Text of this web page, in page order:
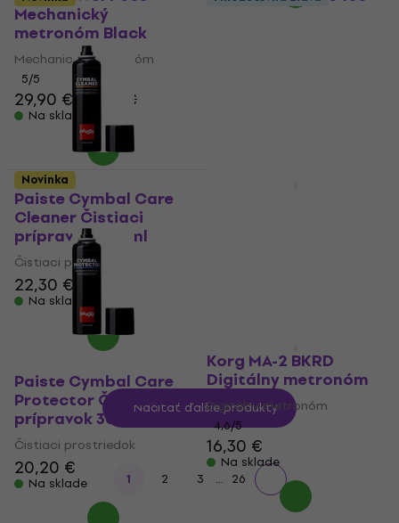
Mechanický
metronóm Black
Mechanický metronóm
5/5
29,90 €30,60 €
Na sklade
Držiak na bubenícke
Paiste Cymbal Care
Cleaner Čistiaci
prípravok 300 ml
Čistiaci prostriedok
22,30 €
Na sklade
Novinka
Paiste Cymbal Care
Protector Čistiaci
prípravok 300 ml
Čistiaci prostriedok
20,20 €
Na sklade
Korg MA-2 BKRD
Digitálny metronóm
Digitálny metronóm
4,6/5
16,30 €
Na sklade
Načítať ďalšie produkty
1 2 3 ... 26